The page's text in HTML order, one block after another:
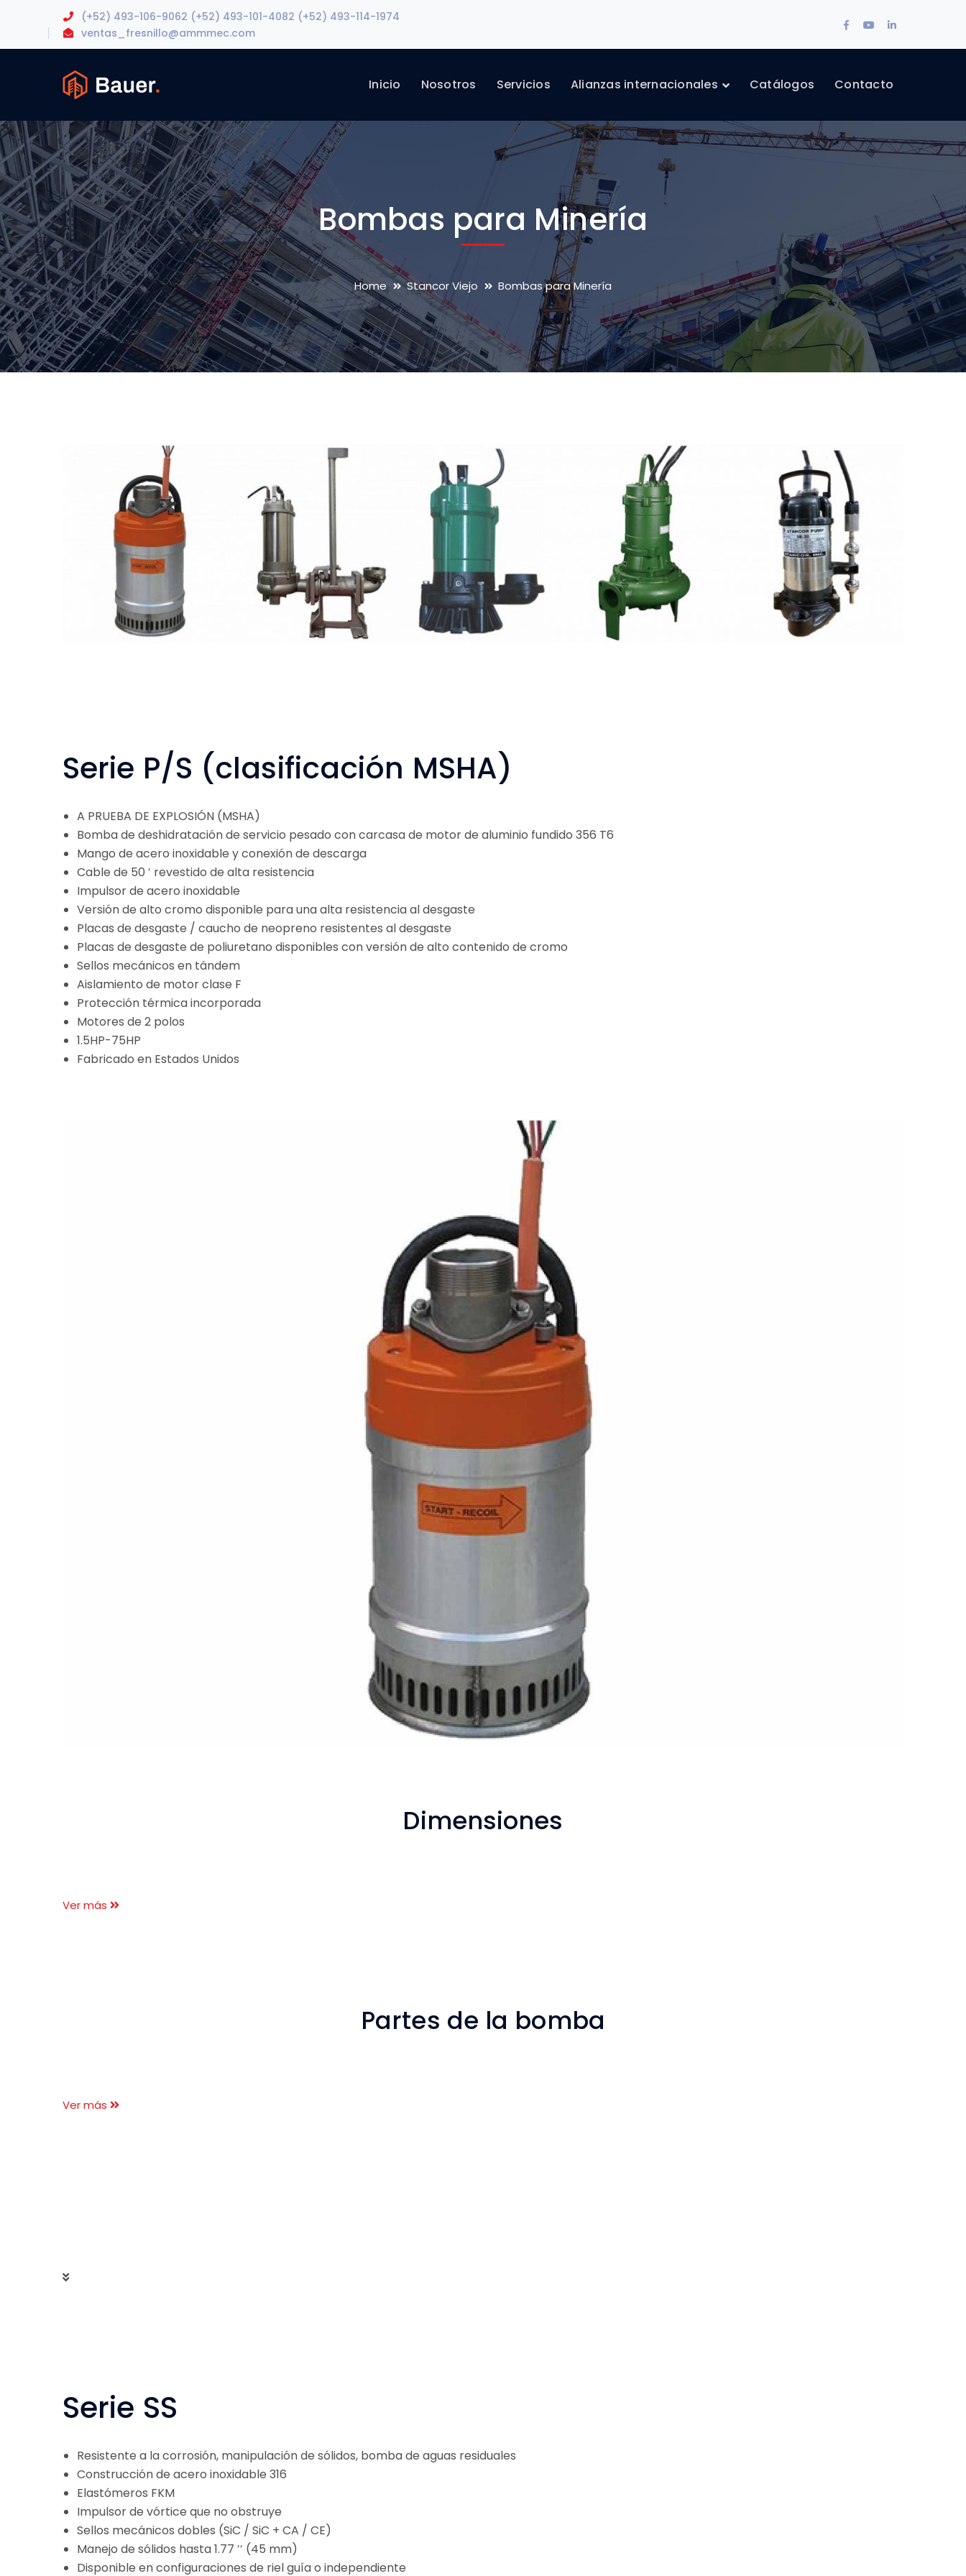
(+52) 493-106-9062 (+52) 493-101-4082 (+52) 493-114-1974
ventas_fresnillo@ammmec.com
FacebookYoutubeLinkedIn
Inicio Nosotros Servicios Alianzas internacionales Catálogos Contacto
Bombas para Minería
Home Stancor Viejo Bombas para Minería
Serie P/S (clasificación MSHA)
A PRUEBA DE EXPLOSIÓN (MSHA)
Bomba de deshidratación de servicio pesado con carcasa de motor de aluminio fundido 356 T6
Mango de acero inoxidable y conexión de descarga
Cable de 50 ′ revestido de alta resistencia
Impulsor de acero inoxidable
Versión de alto cromo disponible para una alta resistencia al desgaste
Placas de desgaste / caucho de neopreno resistentes al desgaste
Placas de desgaste de poliuretano disponibles con versión de alto contenido de cromo
Sellos mecánicos en tándem
Aislamiento de motor clase F
Protección térmica incorporada
Motores de 2 polos
1.5HP-75HP
Fabricado en Estados Unidos
Dimensiones
Ver más
Partes de la bomba
Ver más
Serie SS
Resistente a la corrosión, manipulación de sólidos, bomba de aguas residuales
Construcción de acero inoxidable 316
Elastómeros FKM
Impulsor de vórtice que no obstruye
Sellos mecánicos dobles (SiC / SiC + CA / CE)
Manejo de sólidos hasta 1.77 ′′ (45 mm)
Disponible en configuraciones de riel guía o independiente